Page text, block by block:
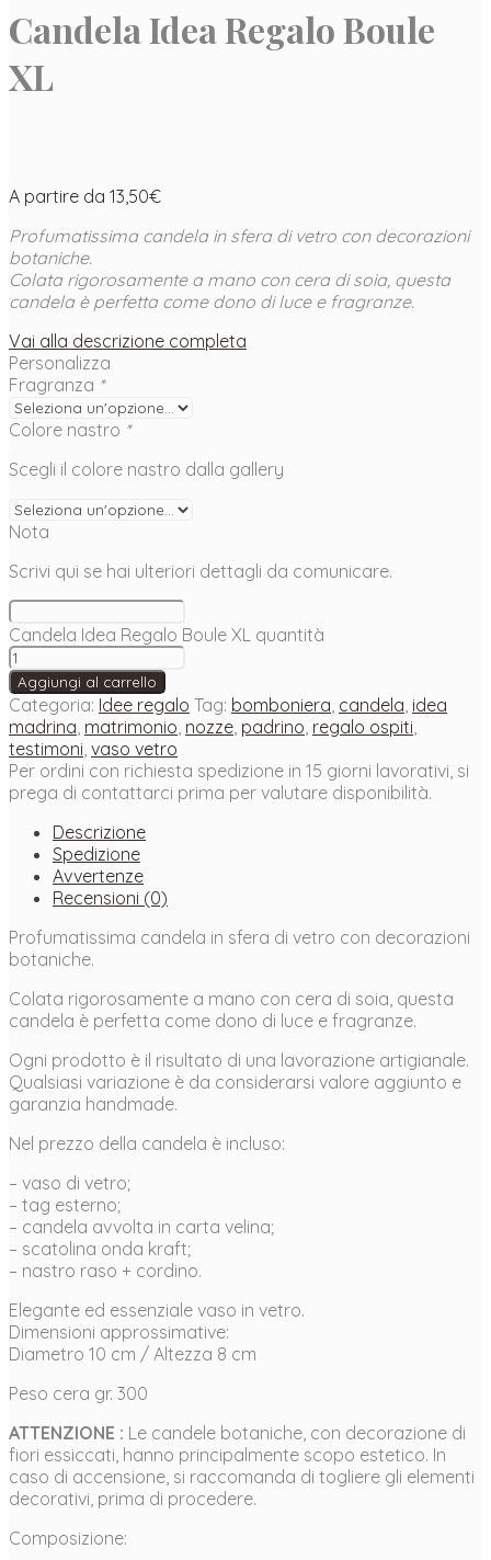
Candela Idea Regalo Boule
XL
A partire da 13,50€
Profumatissima candela in sfera di vetro con decorazioni
botaniche.
Colata rigorosamente a mano con cera di soia, questa
candela è perfetta come dono di luce e fragranze.
Vai alla descrizione completa
Personalizza
Fragranza *
Colore nastro *
Scegli il colore nastro dalla gallery
Nota
Scrivi qui se hai ulteriori dettagli da comunicare.
Candela Idea Regalo Boule XL quantità
Aggiungi al carrello
Categoria: Idee regalo Tag: bomboniera candela idea
madrina matrimonio nozze padrino regalo ospiti
testimoni vaso vetro
Per ordini con richiesta spedizione in 15 giorni lavorativi, si
prega di contattarci prima per valutare disponibilità.
Descrizione
Spedizione
Avvertenze
Recensioni (0)
Profumatissima candela in sfera di vetro con decorazioni
botaniche.
Colata rigorosamente a mano con cera di soia, questa
candela è perfetta come dono di luce e fragranze.
Ogni prodotto è il risultato di una lavorazione artigianale.
Qualsiasi variazione è da considerarsi valore aggiunto e
garanzia handmade.
Nel prezzo della candela è incluso:
– vaso di vetro;
– tag esterno;
– candela avvolta in carta velina;
– scatolina onda kraft;
– nastro raso + cordino.
Elegante ed essenziale vaso in vetro.
Dimensioni approssimative:
Diametro 10 cm / Altezza 8 cm
Peso cera gr. 300
ATTENZIONE : Le candele botaniche, con decorazione di
fiori essiccati, hanno principalmente scopo estetico. In
caso di accensione, si raccomanda di togliere gli elementi
decorativi, prima di procedere.
Composizione: